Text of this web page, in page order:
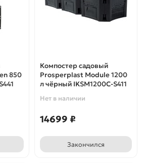
850
Компостер садовый
Prosperplast Module 1200
л чёрный IKSM1200C-S411
Нет в наличии
14699 ₽
Закончился